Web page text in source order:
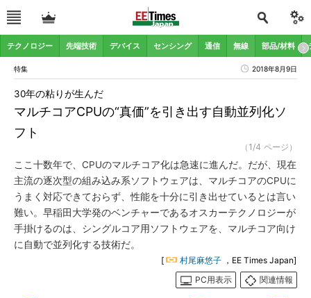
テクノロジー 先端技術 デバイス センシング 通信 無線 部品/材料
特集 2018年8月9日
マルチコアCPUの“真価”を引き出す自動並列化ソ
フト
30年の粘りが生んだ
（1/4 ページ）
ここ十数年で、CPUのマルチコア化は急速に進んだ。だが、現在
主流の逐次型の組み込み系ソフトウェアは、マルチコアのCPUに
うまく対応できておらず、性能を十分に引き出せているとは言い
難い。早稲田大学発のベンチャーであるオスカーテクノロジーが
手掛けるのは、シングルコア用ソフトウェアを、マルチコア向け
に自動で並列化する技術だ。
[ 村尾麻悠子 ，EE Times Japan]
PC用表示
関連情報